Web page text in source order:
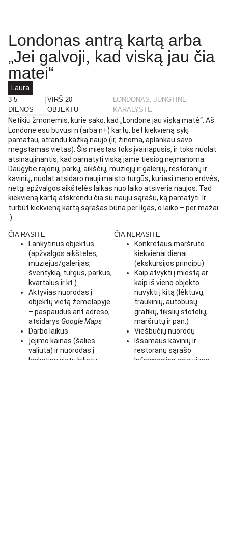
Londonas antrą kartą arba
„Jei galvoji, kad viską jau čia
matei“
Laura
3-5
DIENOS
VIRŠ 20
OBJEKTŲ
LONDONAS, JUNGTINĖ
KARALYSTĖ
Netikiu žmonėmis, kurie sako, kad „Londone jau viską matė“. Aš
Londone esu buvusi n (arba n+) kartų, bet kiekvieną sykį
pamatau, atrandu kažką naujo (ir, žinoma, aplankau savo
mėgstamas vietas). Šis miestas toks įvairiapusis, ir toks nuolat
atsinaujinantis, kad pamatyti viską jame tiesiog neįmanoma.
Daugybė rajonų, parkų, aikščių, muziejų ir galerijų, restoranų ir
kavinių, nuolat atsidaro nauji maisto turgūs, kuriasi meno erdvės,
netgi apžvalgos aikštelės laikas nuo laiko atsiveria naujos. Tad
kiekvieną kartą atskrendu čia su nauju sąrašu, ką pamatyti. Ir
turbūt kiekvieną kartą sąrašas būna per ilgas, o laiko – per mažai
:)
ČIA RASITE
Lankytinus objektus
(apžvalgos aikšteles,
muziejus/galerijas,
šventyklą, turgus, parkus,
kvartalus ir kt.)
Aktyvias nuorodas į
objektų vietą žemėlapyje
– paspaudus ant adreso,
atsidarys Google Maps
Darbo laikus
Įėjimo kainas (šalies
valiuta) ir nuorodas į
lankytinų vietų bilietų
ČIA NERASITE
Konkretaus maršruto
kiekvienai dienai
(ekskursijos principu)
Kaip atvykti į miestą ar
kaip iš vieno objekto
nuvykti į kitą (lėktuvų,
traukinių, autobusų
grafikų, tikslių stotelių,
maršrutų ir pan.)
Viešbučių nuorodų
Išsamaus kavinių ir
restoranų sąrašo
Informacijos apie vizas,